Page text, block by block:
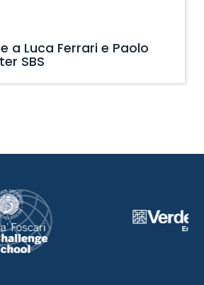
a Luca Ferrari e Paolo
SBS